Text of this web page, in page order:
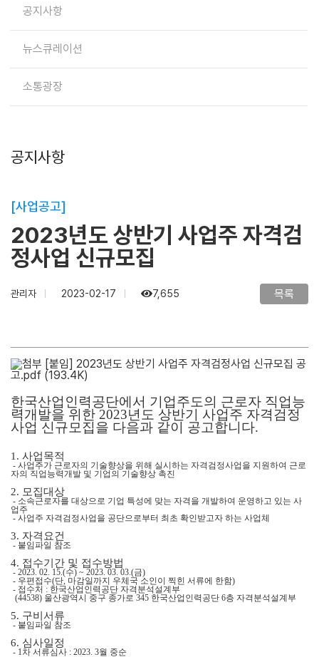
공지사항
뉴스큐레이션
소통광장
공지사항
[사업공고]
2023년도 상반기 사업주 자격검
정사업 신규모집
관리자 2023-02-17 7,655 목록
[붙임] 2023년도 상반기 사업주 자격검정사업 신규모집 공
고.pdf (193.4K)
한국산업인력공단에서 기업주도의 근로자 직업능
력개발을 위한 2023년도 상반기 사업주 자격검정
사업 신규모집을 다음과 같이 공고합니다.
1. 사업목적
- 사업주가 근로자의 기술향상을 위해 실시하는 자격검정사업을 지원하여 근로
자의 직업능력개발 및 기업의 기술향상 촉진
2. 모집대상
- 소속근로자를 대상으로 기업 특성에 맞는 자격을 개발하여 운영하고 있는 사
업주
- 사업주 자격검정사업을 공단으로부터 최초 확인받고자 하는 사업체
3. 자격요건
- 붙임파일 참조
4. 접수기간 및 접수방법
- 2023. 02. 15.(수) ~ 2023. 03. 03.(금)
- 우편접수(단, 마감일까지 우체국 소인이 찍힌 서류에 한함)
- 접수처 : 한국산업인력공단 자격분석설계부
(44538) 울산광역시 중구 종가로 345 한국산업인력공단 6층 자격분석설계부
5. 구비서류
- 붙임파일 참조
6. 심사일정
- 1차 서류심사 : 2023. 3월 중순